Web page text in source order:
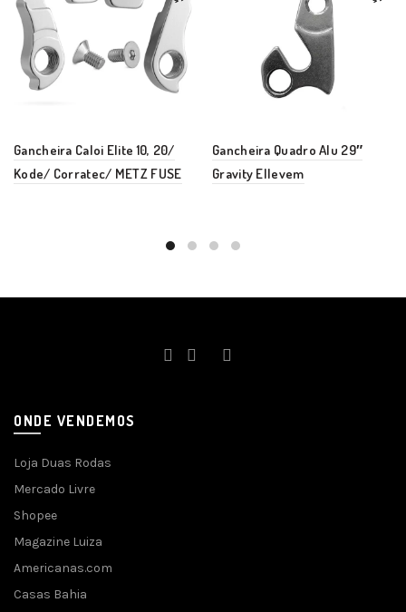
Gancheira Caloi Elite 10, 20/
Kode/ Corratec/ METZ FUSE
Gancheira Quadro Alu 29″
Gravity Ellevem
ONDE VENDEMOS
Loja Duas Rodas
Mercado Livre
Shopee
Magazine Luiza
Americanas.com
Casas Bahia